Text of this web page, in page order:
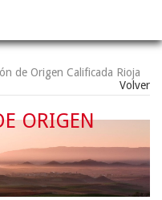
de Origen Calificada Rioja
Volver
ORIGEN